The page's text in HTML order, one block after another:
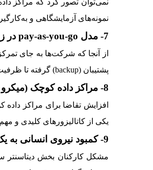
نمونه‌های آزمایشگاهی و
7- مدل pay-as-you-go در زمینه مؤلفه‌های حیاتی گسترش می‌یابد.
از آنجا که شرکت‌ها به جای
پشتیبان (backup) گرفته تا ظرفیت مرکز داده (دیتاسنتر)- بر اساس یک مدل pay-as-you-go هزینه می‌شود.
8- مراکز داده کوچک (میکرو دیتاسنترها): انفجار در تقاضا، با حرکت آهسته
افزایش تقاضا برای مراکز
یکی از کاتالیزورهای کلیدی و مهم 5G است که هنوز به رشد کامل نرسیده است. این تقاضا از سال 2022 سریع‌تر رشد خواهد کرد.
9- کمبود نیروی انسانی به یک مشکل سیستماتیک تبدیل شده است و روز به روز بدتر می‌شود.
مشکل کارکنان بخش دیتاسنتر